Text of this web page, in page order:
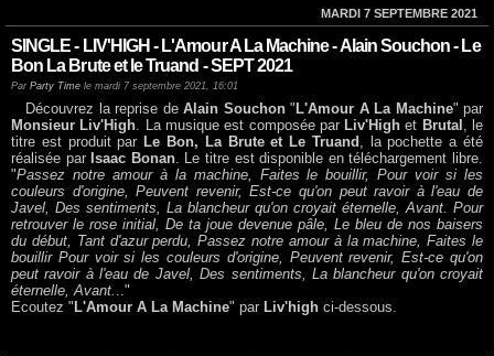
MARDI 7 SEPTEMBRE 2021
SINGLE - LIV'HIGH - L'Amour A La Machine - Alain Souchon - Le
Bon La Brute et le Truand - SEPT 2021
Par Party Time le mardi 7 septembre 2021, 16:01
Découvrez la reprise deAlain Souchon" L'Amour A La Machine" par
Monsieur Liv'High. La musique est composée par Liv'Highet Brutal , le
titre est produit par Le Bon, La Brute et Le Truand , la pochette a été
réalisée parIsaac Bonan. Le titre est disponible en téléchargement libre.
"Passez notre amour à la machine, Faites le bouillir, Pour voir si les
couleurs d'origine, Peuvent revenir, Est-ce qu'on peut ravoir à l'eau de
Javel, Des sentiments, La blancheur qu'on croyait éternelle, Avant. Pour
retrouver le rose initial, De ta joue devenue pâle, Le bleu de nos baisers
du début, Tant d'azur perdu, Passez notre amour à la machine, Faites le
bouillir Pour voir si les couleurs d'origine, Peuvent revenir, Est-ce qu'on
peut ravoir à l'eau de Javel, Des sentiments, La blancheur qu'on croyait
éternelle, Avant. .."
Ecoutez " L'Amour A La Machine" par Liv'high ci-dessous.